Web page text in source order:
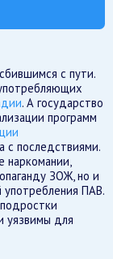
с пути.
. А государство
программ
с последствиями.
ЗОЖ, но и
употребления ПАВ.
уязвимы для